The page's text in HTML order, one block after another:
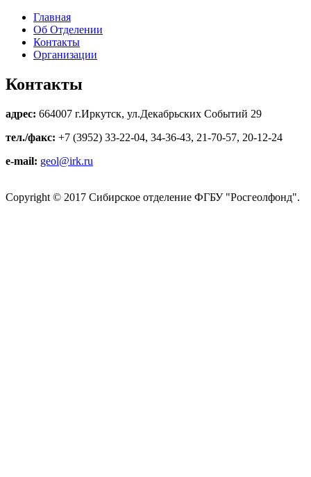
Главная
Об Отделении
Контакты
Организации
Контакты
адрес: 664007 г.Иркутск, ул.Декабрьских Событий 29
тел./факс: +7 (3952) 33-22-04, 34-36-43, 21-70-57, 20-12-24
e-mail: geol@irk.ru
Copyright © 2017 Сибирское отделение ФГБУ "Росгеолфонд".